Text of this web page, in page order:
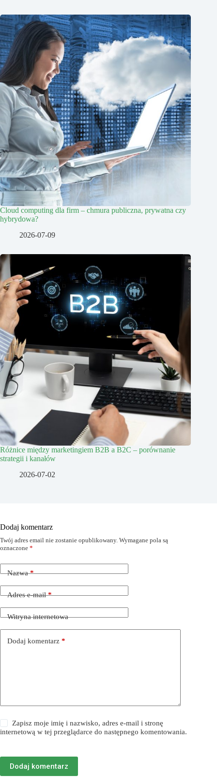
Cloud computing dla firm – chmura publiczna, prywatna czy
hybrydowa?
2026-07-09
Różnice między marketingiem B2B a B2C – porównanie
strategii i kanałów
2026-07-02
Dodaj komentarz
Twój adres email nie zostanie opublikowany. Wymagane pola są
oznaczone *
Nazwa*
Adres e-mail*
Witryna internetowa
Dodaj komentarz *
Zapisz moje imię i nazwisko, adres e-mail i stronę
internetową w tej przeglądarce do następnego komentowania.
Dodaj komentarz